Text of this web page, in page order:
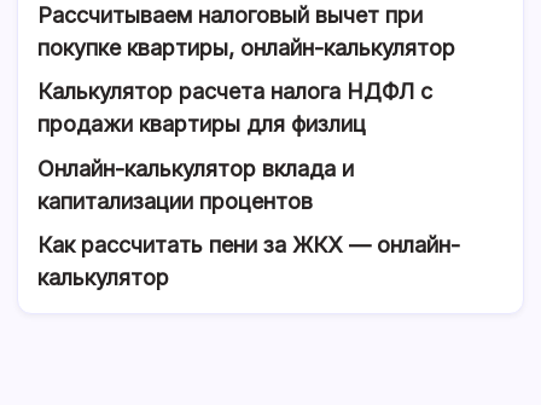
Рассчитываем налоговый вычет при
покупке квартиры, онлайн-калькулятор
Калькулятор расчета налога НДФЛ с
продажи квартиры для физлиц
Онлайн-калькулятор вклада и
капитализации процентов
Как рассчитать пени за ЖКХ — онлайн-
калькулятор